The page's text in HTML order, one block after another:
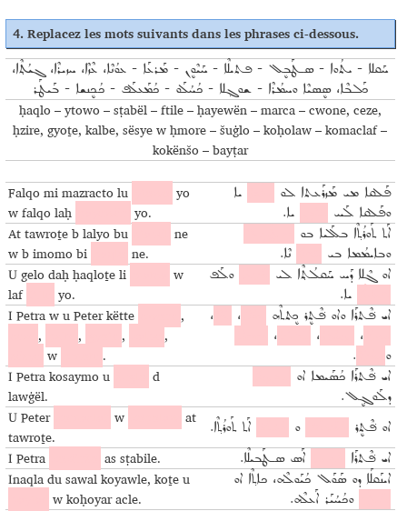
4. Replacez les mots suivants dans les phrases ci-dessous.
ܚܰܩܠܐ - ܝܬܳܘܐ - ܣـܛܰܒܷܠ - ܦܬܝܠܶܐ - ܚܰܝܶܘܷܢ - ܡܰܪܥܰܐ - ܥܘܳܢܶܐ، ܥܶܙܶܐ، ܚܙܝܪܶܐ، ܓܝܳܬ݂ܶܐ،
ܟܰܠܒܶܐ، ܣܷܣܝܶܐ ܘܚܡܳܪܶܐ - ܫܘܓ݂ܠܐ - ܟܳܚܳܠܰܘ - ܟܳܡܰܥܠܰܦ - ܟܳܟܷܢܫܐ - ܒܰܝܛܰܪ
ḥaqlo – ytowo – sṭabël – ftile – ḥayewën – marca – cwone, ceze,
ḥzire, gyoṯe, kalbe, sësye w ḥmore – šuġlo – koḥolaw – komaclaf –
kokënšo – bayṭar
Falqo mi mazracto lu
yo
w falqo laḥ
yo.
ܦܰܠܩܐ ܡܝ ܡܰܙܪܰܥܬܐ ܠܘ
ܝܐ
ܘܦܰܠܩܐ ܠܰܚ
ܝܐ.
At tawroṯe b lalyo bu
ne
w b imomo bi
ne.
ܐܰܬ ܬܰܘܪܳܬ݂ܶܐ ܒܠܰܠܝܐ ܒܘ
ܘܒܐܝܡܳܡܐ ܒܝ
ܢܶܐ.
U gelo daḥ ḥaqloṯe li
w
laf
yo.
ܐܘ ܓܶܠܐ ܕܰܚ ܚܰܩܠܳܬ݂ܶܐ ܠܝ
ܘܠܰܦ
ܝܐ.
I Petra w u Peter këtte
,
, , ,
,
w .
ܐܝ ܦ݁ܶܬܪܰܐ ܘܐܘ ܦ݁ܶܬܷܪ ܟܷܬܬܶܗ ،
،
، ، ،
ܘ
.
I Petra kosaymo u
d
lawġël.
ܐܝ ܦ݁ܶܬܪܰܐ ܟܳܣܰܝܡܐ ܐܘ
ܕܠܰܘܓ݂ܷܠ.
U Peter w
at
tawroṯe.
ܐܘ ܦ݁ܶܬܷܪ ܘ ܐܰܬ ܬܰܘܪܳܬ݂ܶܐ.
I Petra as sṭabile. ܐܝ ܦ݁ܶܬܪܰܐ ܐܰܣ ܣـܛܰܒܝܠܶܐ.
Inaqla du sawal koyawle, koṯe u
w koḥoyar acle.
ܐܝܢܰܩܠܰܐ ܕܘ ܣܰܘܰܠ ܟܳܝܰܘܠܶܗ، ܟܐܬ݂ܶܐ ܐܘ
ܘܟܳܚܳܝܰܪ ܐܰܥܠܶܗ.